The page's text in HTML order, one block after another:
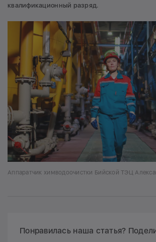
квалификационный разряд.
Аппаратчик химводоочистки Бийской ТЭЦ
Понравилась наша статья?